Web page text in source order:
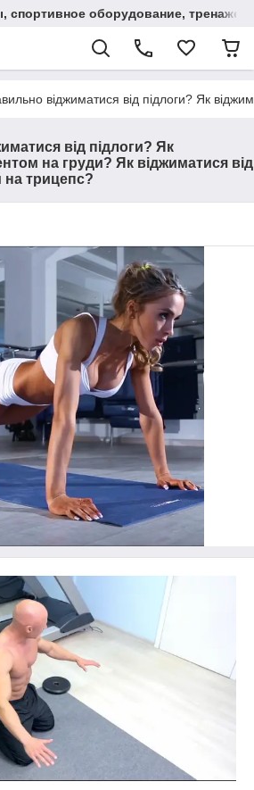
спортивное оборудование,
віджиматися від підлоги? Як
від підлоги? Як
на груди? Як віджиматися від
на трицепс?